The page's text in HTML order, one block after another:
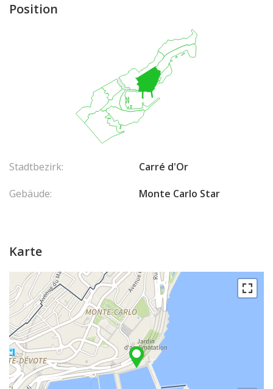
Position
Stadtbezirk:
Carré d'Or
Gebäude:
Monte Carlo Star
Karte